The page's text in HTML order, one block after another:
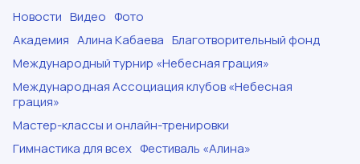
Новости Видео Фото
Академия Алина Кабаева Благотворительный фонд
Международный турнир «Небесная грация»
Международная Ассоциация клубов «Небесная
грация»
Мастер-классы и онлайн-тренировки
Гимнастика для всех Фестиваль «Алина»